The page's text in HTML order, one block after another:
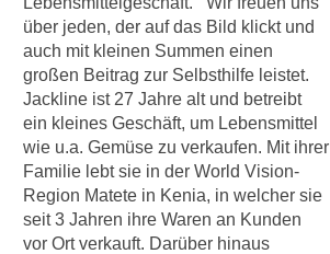
über jeden, der auf das Bild klickt und
auch mit kleinen Summen einen
großen Beitrag zur Selbsthilfe leistet.
Jackline ist 27 Jahre alt und betreibt
ein kleines Geschäft, um Lebensmittel
wie u.a. Gemüse zu verkaufen. Mit ihrer
Familie lebt sie in der World Vision-
Region Matete in Kenia, in welcher sie
seit 3 Jahren ihre Waren an Kunden
vor Ort verkauft. Darüber hinaus